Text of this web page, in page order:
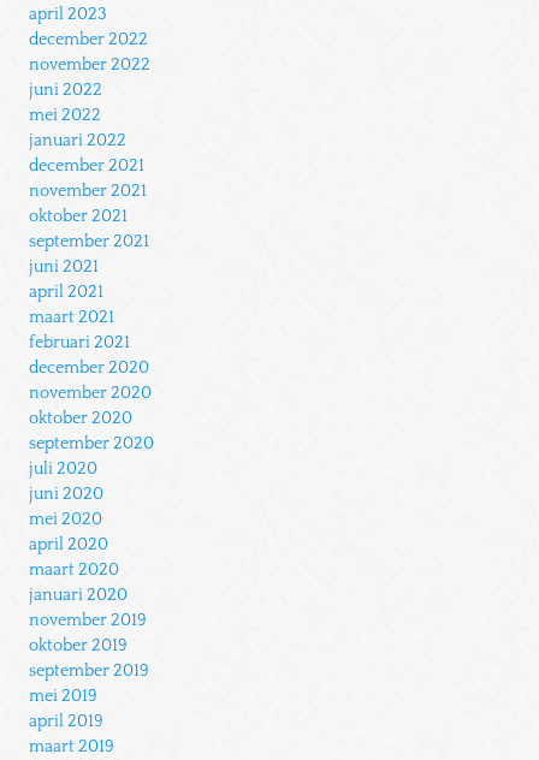
april 2023
december 2022
november 2022
juni 2022
mei 2022
januari 2022
december 2021
november 2021
oktober 2021
september 2021
juni 2021
april 2021
maart 2021
februari 2021
december 2020
november 2020
oktober 2020
september 2020
juli 2020
juni 2020
mei 2020
april 2020
maart 2020
januari 2020
november 2019
oktober 2019
september 2019
mei 2019
april 2019
maart 2019